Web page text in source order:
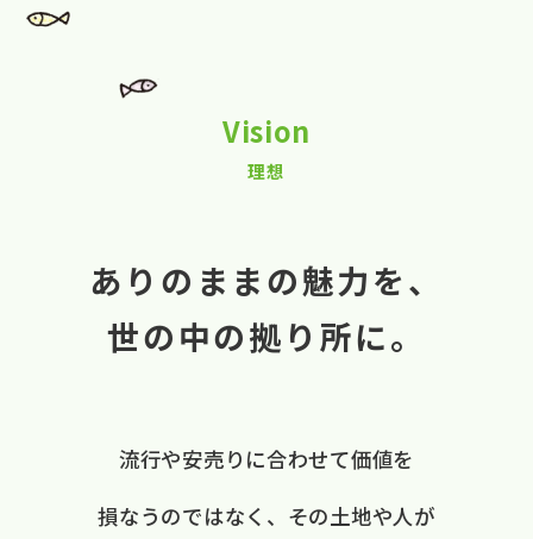
Vision
理想
ありのままの魅力を、
世の中の拠り所に。
流行や​安売りに​合わせて​価値を​
損なうのではなく、 ​その​土地や​人が​